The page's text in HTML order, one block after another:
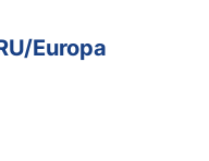
Europa